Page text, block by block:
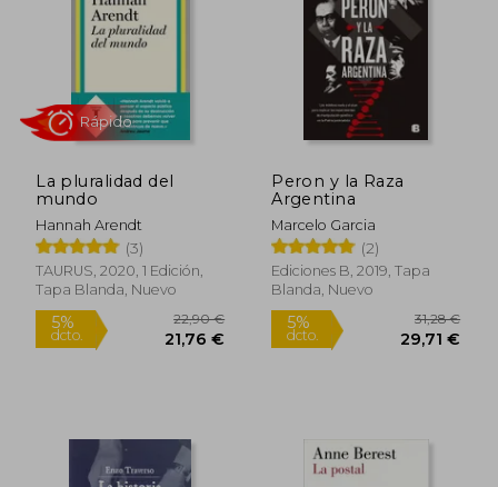
5%
dcto.
5%
dcto.
La pluralidad del
mundo
Hannah Arendt
(3)
TAURUS, 2020, 1 Edición,
Tapa Blanda, Nuevo
Peron y la Raza
Argentina
Marcelo Garcia
(2)
Ediciones B, 2019, Tapa
Blanda, Nuevo